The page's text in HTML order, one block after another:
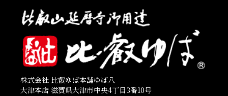
株式会社 比叡ゆば本舗ゆば八
大津本店 滋賀県大津市中央4丁目3番10号